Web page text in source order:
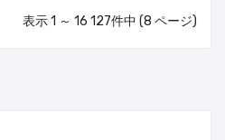
表示 1 ～ 16 127件中 (8 ページ)